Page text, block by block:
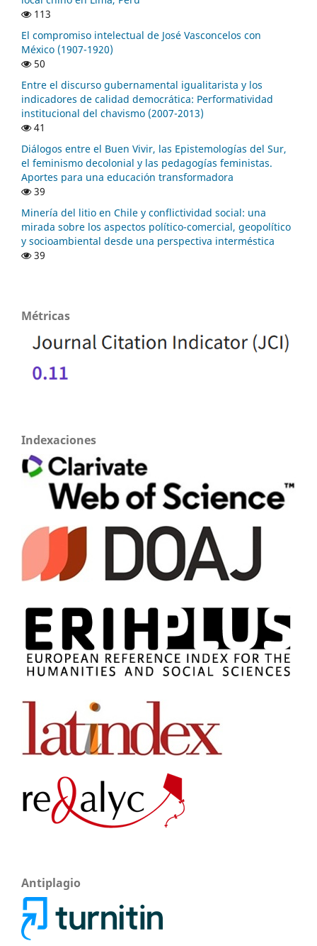
113
El compromiso intelectual de José Vasconcelos con
México (1907-1920)
50
Entre el discurso gubernamental igualitarista y los
indicadores de calidad democrática: Performatividad
institucional del chavismo (2007-2013)
41
Diálogos entre el Buen Vivir, las Epistemologías del Sur,
el feminismo decolonial y las pedagogías feministas.
Aportes para una educación transformadora
39
Minería del litio en Chile y conflictividad social: una
mirada sobre los aspectos político-comercial, geopolítico
y socioambiental desde una perspectiva interméstica
39
Métricas
Indexaciones
Antiplagio